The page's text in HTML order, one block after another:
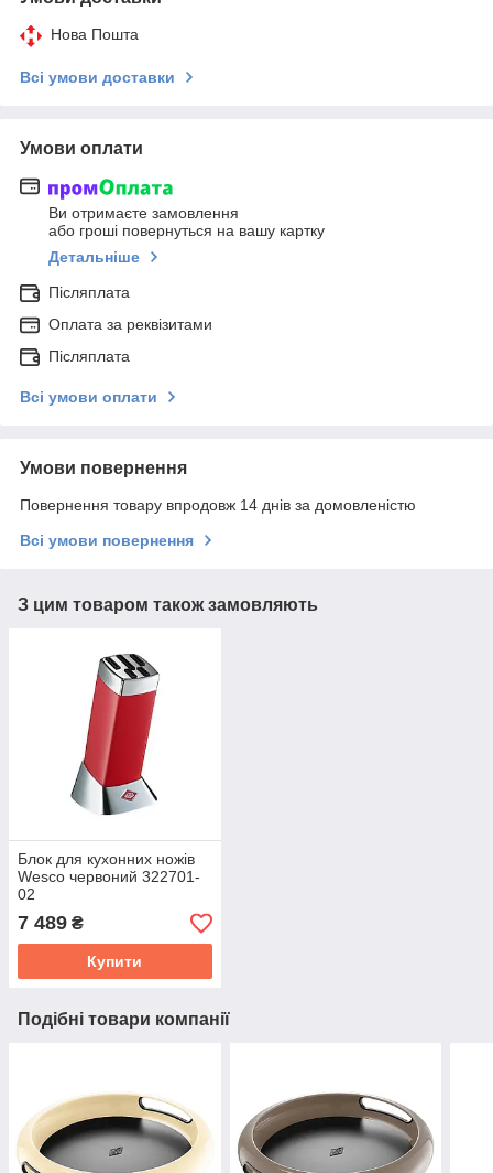
Нова Пошта
Всі умови доставки
Умови оплати
Ви отримаєте замовлення
або гроші повернуться на вашу картку
Детальніше
Післяплата
Оплата за реквізитами
Післяплата
Всі умови оплати
Умови повернення
Повернення товару впродовж 14 днів за домовленістю
Всі умови повернення
З цим товаром також замовляють
Блок для кухонних ножів
Wesco червоний 322701-
02
7 489 ₴
Купити
Подібні товари компанії